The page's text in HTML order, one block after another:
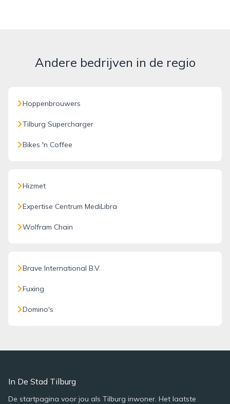
Andere bedrijven in de regio
Hoppenbrouwers
Tilburg Supercharger
Bikes 'n Coffee
Hizmet
Expertise Centrum MediLibra
Wolfram Chain
Brave International B.V.
Fuxing
Domino's
In De Stad Tilburg
De startpagina voor jou als Tilburg inwoner. Het laatste